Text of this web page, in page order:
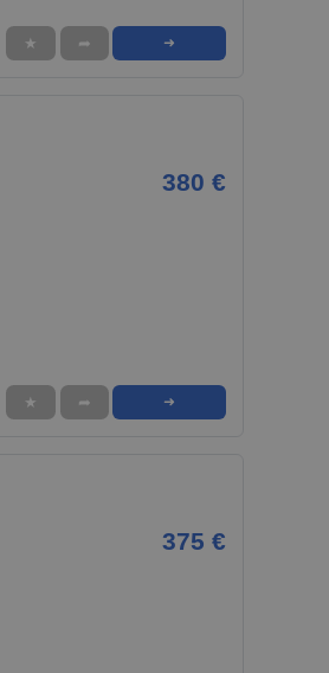
★ ➦ ➜
380 €
★ ➦ ➜
375 €